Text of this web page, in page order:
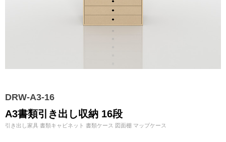
DRW-A3-16
A3書類引き出し収納 16段
引き出し家具 書類キャビネット 書類ケース 図面棚 マップケース